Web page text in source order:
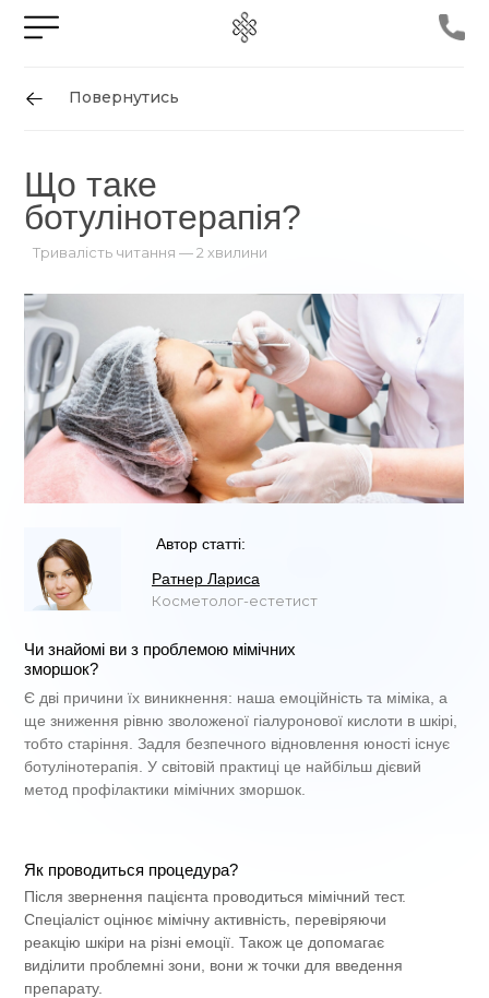
Повернутись
Автор статті:
Є дві причини їх виникнення: наша емоційність та міміка, а
ще зниження рівню зволоженої гіалуронової кислоти в шкірі,
тобто старіння. Задля безпечного відновлення юності існує
ботулінотерапія. У світовій практиці це найбільш дієвий
метод профілактики мімічних зморшок.
Чи знайомі ви з проблемою мімічних
зморшок?
Що таке
ботулінотерапія?
Як проводиться процедура?
Після звернення пацієнта проводиться мімічний тест.
Спеціаліст оцінює мімічну активність, перевіряючи
реакцію шкіри на різні емоції. Також це допомагає
виділити проблемні зони, вони ж точки для введення
препарату.
Косметолог-естетист
Ратнер Лариса
Тривалість читання — 2 хвилини